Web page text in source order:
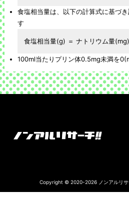
食塩相当量は、以下の計算式に基づ
す
食塩相当量(g) ＝ ナトリウム量
100ml当たりプリン体0.5mg未満を
Copyright © 2020-2026 ノンアルリ